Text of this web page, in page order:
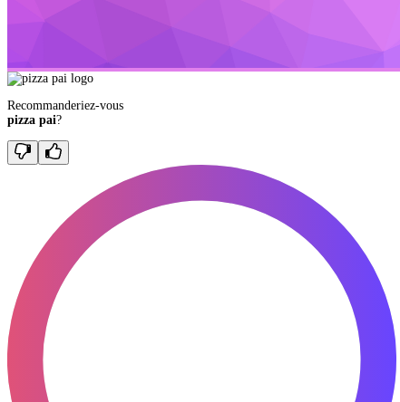
Recommanderiez-vous
pizza pai?